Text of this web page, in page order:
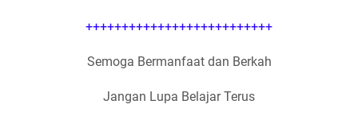
++++++++++++++++++++++++++
Semoga Bermanfaat dan Berkah
Jangan Lupa Belajar Terus